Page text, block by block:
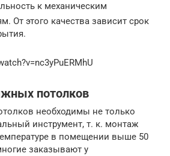
к механическим
От этого качества зависит срок
потолков
необходимы не только
инструмент, т. к. монтаж
в помещении выше 50
заказывают у